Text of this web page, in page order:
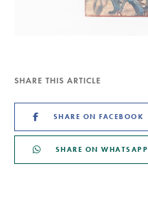
SHARE THIS ARTICLE
SHARE ON FACEBOOK
SHARE ON WHATSAPP